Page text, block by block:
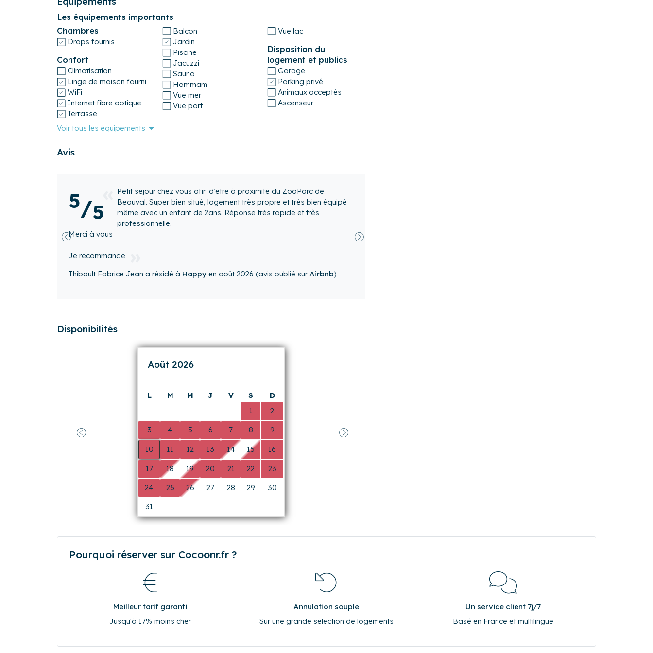
- Draps et serviettes inclus.
- Les serviettes et torchons fournis.
- Le ménage de fin de séjour comprend la préparation du logement pour les futurs
visiteurs. Merci de le laisser dans un état correct de propreté, de nettoyer et ranger la
vaisselle et de nettoyer les appareils électroménagers après usage.
- Wifi gratuit à disposition (fibre optique).
- Un détecteur de monoxyde de carbone dans le logement.
- Les animaux ne sont pas admis dans le logement.
- 3 marches pour accéder à l'intérieur de la maison.
Les équipements importants
Chambres
Draps fournis
Confort
Climatisation
Linge de maison fourni
WiFi
Internet fibre optique
Terrasse
Balcon
Jardin
Piscine
Jacuzzi
Sauna
Hammam
Vue mer
Vue port
Vue lac
Disposition du
logement et publics
Garage
Parking privé
Animaux acceptés
Ascenseur
Voir tous les équipements
Avis
5/5
Petit séjour chez vous afin d’être à proximité du ZooParc de
Beauval. Super bien situé, logement très propre et très bien équipé
même avec un enfant de 2ans. Réponse très rapide et très
professionnelle.
Merci à vous
Je recommande
Thibault Fabrice Jean a résidé à Happy en août 2026 (avis publié sur Airbnb)
Précédent Suivant
Disponibilités
Août 2026
L M M J V S
D
1 2
3 4 5 6 7 8 9
10 11 12 13 14 15 16
17 18 19 20 21 22 23
24 25 26 27 28 29 30
31
Précédent Suivant
Pourquoi réserver sur Cocoonr.fr ?
Meilleur tarif garanti
Jusqu'à 17% moins cher
Annulation souple
Sur une grande sélection de logements
Un service client 7j/7
Basé en France et multilingue